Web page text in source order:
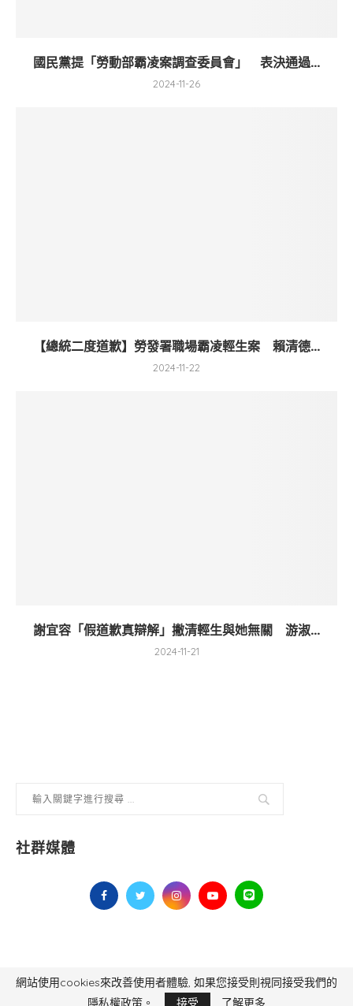
國民黨提「勞動部霸凌案調查委員會」 表決通過...
2024-11-26
【總統二度道歉】勞發署職場霸凌輕生案 賴清德...
2024-11-22
謝宜容「假道歉真辯解」撇清輕生與她無關 游淑...
2024-11-21
社群媒體
毅傳媒控股股份有限公司 版權所有，非經授權，不得轉載 All Right Reserved.
Yi Media Inc.
電話：02-8791-8559
網站使用cookies來改善使用者體驗, 如果您接受則視同接受我們的
隱私權政策。
接受 了解更多